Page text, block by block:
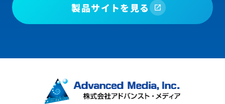
製品サイトを見る